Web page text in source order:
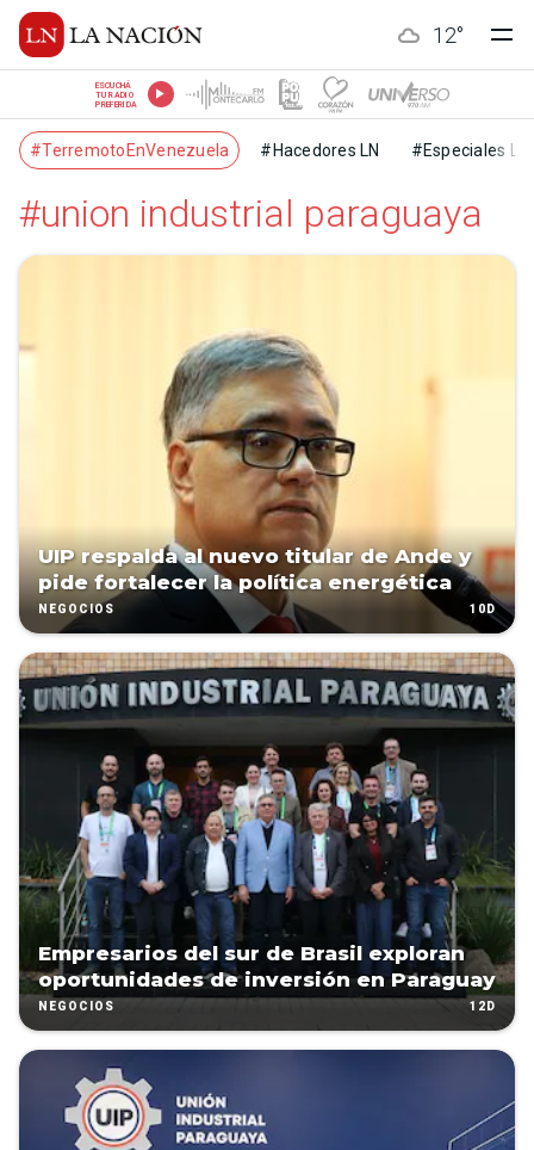
12°
ESCUCHÁ
TU RADIO
PREFERIDA
#TerremotoEnVenezuela #Hacedores LN #Especiales LN
#union industrial paraguaya
UIP respalda al nuevo titular de Ande y
pide fortalecer la política energética
NEGOCIOS 10D
Empresarios del sur de Brasil exploran
oportunidades de inversión en Paraguay
NEGOCIOS 12D